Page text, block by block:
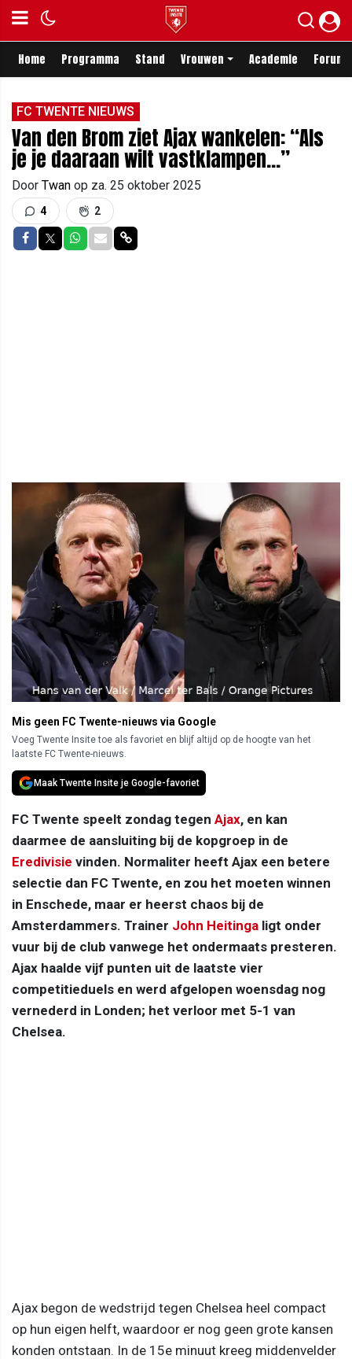
Home Programma Stand Vrouwen Academie Forum
FC TWENTE NIEUWS
Van den Brom ziet Ajax wankelen: “Als
je je daaraan wilt vastklampen...”
Door Twan op za. 25 oktober 2025
4 2
Delen op Facebook
Delen op Twitter
Delen op Whatsapp
Delen via Mail
Delen via link
Mis geen FC Twente-nieuws via Google
Voeg Twente Insite toe als favoriet en blijf altijd op de hoogte van het
laatste FC Twente-nieuws.
Maak Twente Insite je Google-favoriet
FC Twente speelt zondag tegen Ajax, en kan
daarmee de aansluiting bij de kopgroep in de
Eredivisie vinden. Normaliter heeft Ajax een betere
selectie dan FC Twente, en zou het moeten winnen
in Enschede, maar er heerst chaos bij de
Amsterdammers. Trainer John Heitinga ligt onder
vuur bij de club vanwege het ondermaats presteren.
Ajax haalde vijf punten uit de laatste vier
competitieduels en werd afgelopen woensdag nog
vernederd in Londen; het verloor met 5-1 van
Chelsea.
Ajax begon de wedstrijd tegen Chelsea heel compact
op hun eigen helft, waardoor er nog geen grote kansen
konden ontstaan. In de 15e minuut kreeg middenvelder